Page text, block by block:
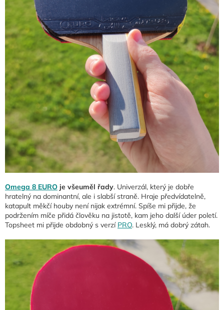
Omega 8 EURO je všeuměl řady. Univerzál, který je dobře
hratelný na dominantní, ale i slabší straně. Hraje předvídatelně,
katapult měkčí houby není nijak extrémní. Spíše mi přijde, že
podržením míče přidá člověku na jistotě, kam jeho další úder poletí.
Topsheet mi přijde obdobný s verzí PRO. Lesklý, má dobrý zátah.